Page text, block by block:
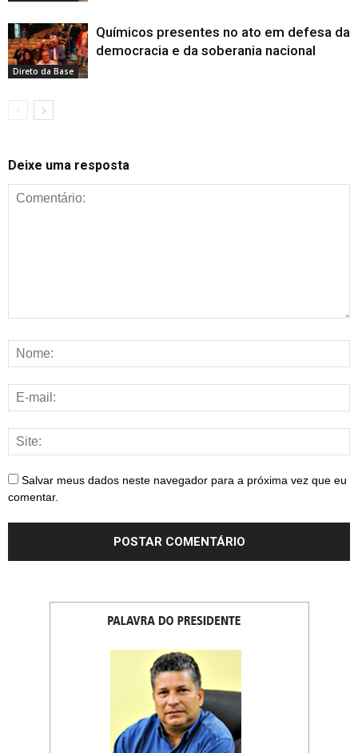
Direto da Base
Químicos presentes no ato em defesa da
democracia e da soberania nacional
Deixe uma resposta
Salvar meus dados neste navegador para a próxima vez que eu
comentar.